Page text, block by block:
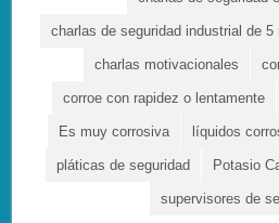
charlas de seguridad industrial de 5
charlas motivacionales
corroe con rapidez o lentamente
Es muy corrosiva líquidos
pláticas de seguridad Potasio
supervisores de